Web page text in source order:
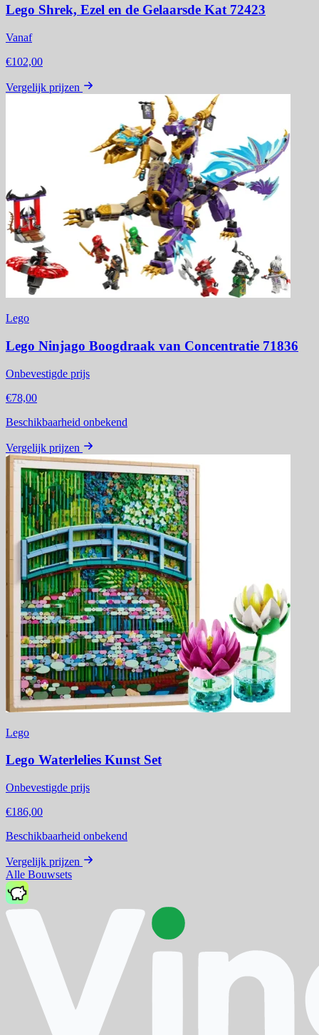
Lego Shrek, Ezel en de Gelaarsde Kat 72423
Vanaf
€102,00
Vergelijk prijzen
Lego
Lego Ninjago Boogdraak van Concentratie 71836
Onbevestigde prijs
€78,00
Beschikbaarheid onbekend
Vergelijk prijzen
Lego
Lego Waterlelies Kunst Set
Onbevestigde prijs
€186,00
Beschikbaarheid onbekend
Vergelijk prijzen
Alle Bouwsets